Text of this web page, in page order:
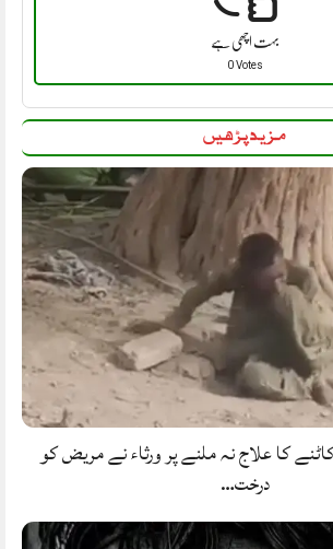
بہت اچھی ہے
0 Votes
مزید پڑھیں
کا علاج نہ ملنے پر ورثاء نے مریض کو
درخت…